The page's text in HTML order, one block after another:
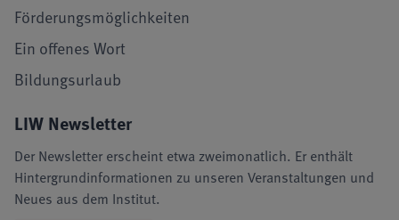
Förderungsmöglichkeiten
Ein offenes Wort
Bildungsurlaub
LIW Newsletter
Der Newsletter erscheint etwa zweimonatlich. Er enthält
Hintergrundinformationen zu unseren Veranstaltungen und
Neues aus dem Institut.